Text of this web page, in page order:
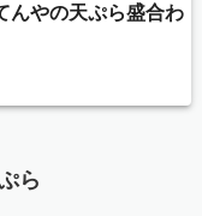
んやの天ぷら盛合わ
ら